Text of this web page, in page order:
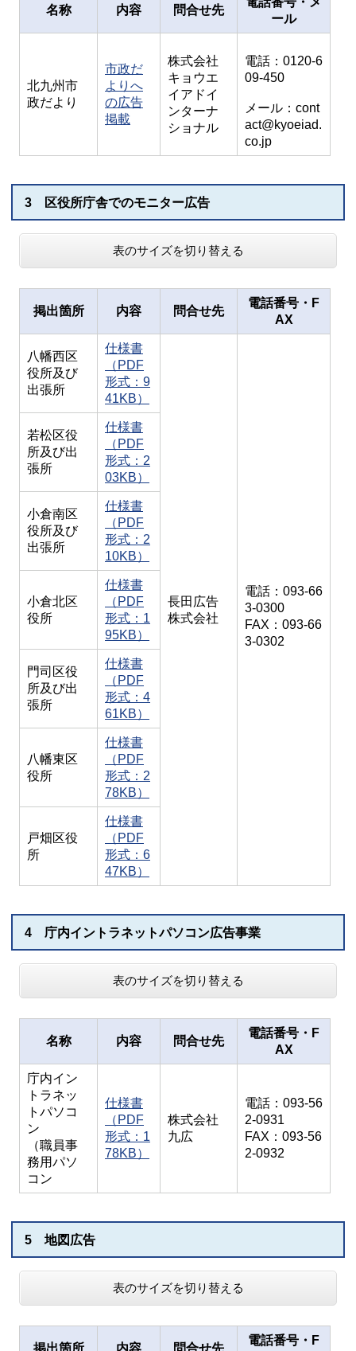
名称 内容 問合せ先
ール
北九州市
政だより
市政だ
よりへ
の広告
掲載
株式会社
キョウエ
イアドイ
ンターナ
ショナル
電話：0120-6
09-450
メール：cont
act@kyoeiad.
co.jp
3 区役所庁舎でのモニター広告
表のサイズを切り替える
掲出箇所 内容 問合せ先
電話番号・F
AX
八幡西区
役所及び
出張所
仕様書
（PDF
形式：9
41KB）
長田広告
株式会社
電話：093-66
3-0300
FAX：093-66
3-0302
若松区役
所及び出
張所
仕様書
（PDF
形式：2
03KB）
小倉南区
役所及び
出張所
仕様書
（PDF
形式：2
10KB）
小倉北区
役所
仕様書
（PDF
形式：1
95KB）
門司区役
所及び出
張所
仕様書
（PDF
形式：4
61KB）
八幡東区
役所
仕様書
（PDF
形式：2
78KB）
戸畑区役
所
仕様書
（PDF
形式：6
47KB）
4 庁内イントラネットパソコン広告事業
表のサイズを切り替える
名称 内容 問合せ先
電話番号・F
AX
庁内イン
トラネッ
トパソコ
ン
（職員事
務用パソ
コン
仕様書
（PDF
形式：1
78KB）
株式会社
九広
電話：093-56
2-0931
FAX：093-56
2-0932
5 地図広告
表のサイズを切り替える
掲出箇所 内容 問合せ先
電話番号・F